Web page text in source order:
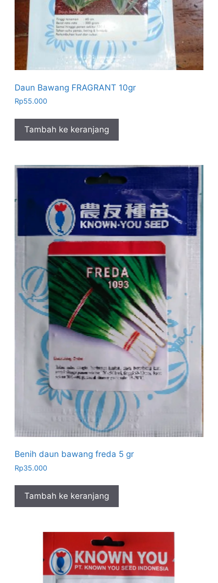
Daun Bawang FRAGRANT 10gr
Rp55.000
Tambah ke keranjang
Benih daun bawang freda 5 gr
Rp35.000
Tambah ke keranjang